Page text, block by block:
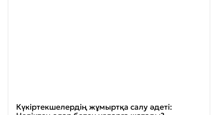
Күкіртекшелердің жұмыртқа салу әдеті: